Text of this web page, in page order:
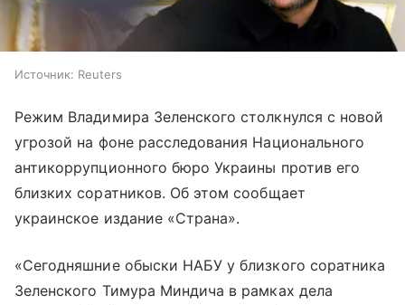
Источник: Reuters
Режим Владимира Зеленского столкнулся с новой
угрозой на фоне расследования Национального
антикоррупционного бюро Украины против его
близких соратников. Об этом сообщает
украинское издание «Страна».
«Сегодняшние обыски НАБУ у близкого соратника
Зеленского Тимура Миндича в рамках дела